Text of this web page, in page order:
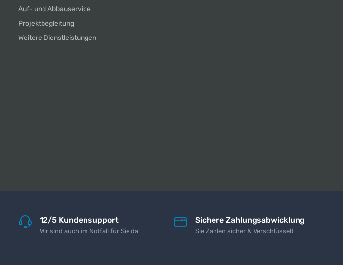
Auf- und Abbauservice
Projektbegleitung
Weitere Dienstleistungen
12/5 Kundensupport
Wir sind auch im Notfall für Sie da
Sichere Zahlungsabwicklung
Sie Zahlen sicher & Verschlüsselt